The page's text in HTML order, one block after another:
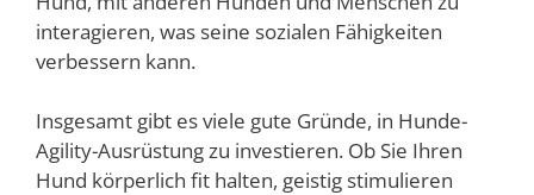
interagieren, was seine sozialen Fähigkeiten
verbessern kann.
Insgesamt gibt es viele gute Gründe, in Hunde-
Agility-Ausrüstung zu investieren. Ob Sie Ihren
Hund körperlich fit halten, geistig stimulieren